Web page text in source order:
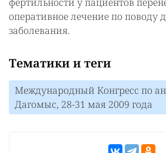
оперативное лечение по поводу
заболевания.
Тематики и теги
Международный Конгресс по
Дагомыс, 28-31 мая 2009 года